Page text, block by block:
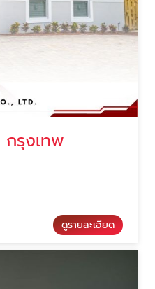
กรุงเทพ
ดูรายละเอียด